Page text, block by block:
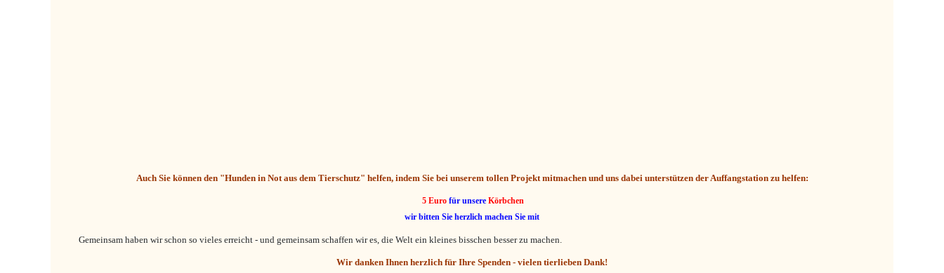
Auch Sie können den "Hunden in Not aus dem Tierschutz" helfen, indem Sie bei unserem tollen Projekt mitmachen und uns dabei unterstützen der Auffangstation zu helfen:
5 Euro für unsere Körbchen
wir bitten Sie herzlich machen Sie mit
Gemeinsam haben wir schon so vieles erreicht - und gemeinsam schaffen wir es, die Welt ein kleines bisschen besser zu machen.
Wir danken Ihnen herzlich für Ihre Spenden - vielen tierlieben Dank!